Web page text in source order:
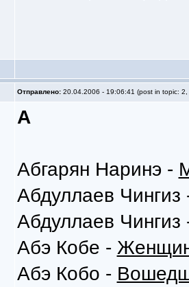
Отправлено: 20.04.2006 - 19:06:41 (post in topic: 2,
А
Абгарян Наринэ -
Абдуллаев
Абдуллаев
Абэ Кобе -
Абэ Кобо -